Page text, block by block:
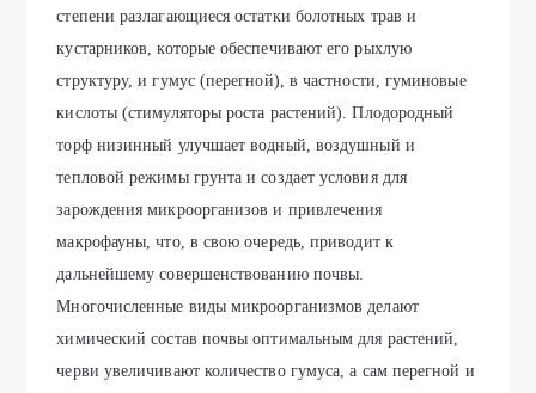
степени разлагающиеся остатки болотных трав и
кустарников, которые обеспечивают его рыхлую
структуру, и гумус (перегной), в частности, гуминовые
кислоты (стимуляторы роста растений). Плодородный
торф низинный улучшает водный, воздушный и
тепловой режимы грунта и создает условия для
зарождения микроорганизов и привлечения
макрофауны, что, в свою очередь, приводит к
дальнейшему совершенствованию почвы.
Многочисленные виды микроорганизмов делают
химический состав почвы оптимальным для растений,
черви увеличивают количество гумуса, а сам перегной и